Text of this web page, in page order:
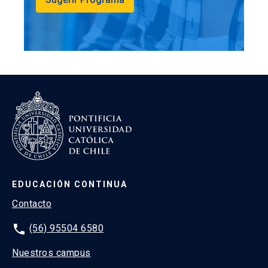
EDUCACIÓN CONTINUA
Contacto
phone (56) 95504 6580
Nuestros campus